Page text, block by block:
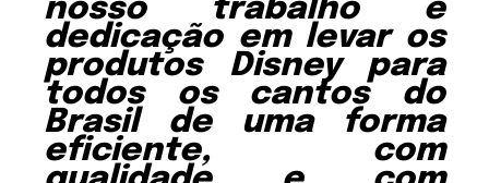
nosso trabalho e
dedicação em levar os
produtos Disney para
todos os cantos do
Brasil de uma forma
eficiente, com